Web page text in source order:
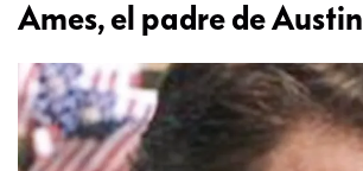
Ames, el padre de Austin